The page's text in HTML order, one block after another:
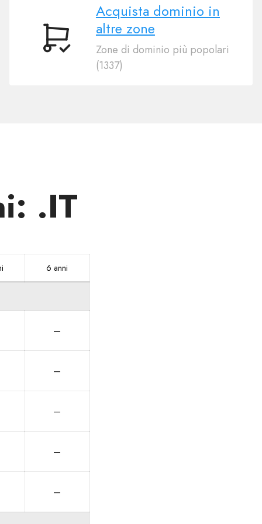
Acquista
Acquista dominio in
altre zone
Zone di dominio più popolari
(1337)
.IT
6 anni
—
—
—
—
—